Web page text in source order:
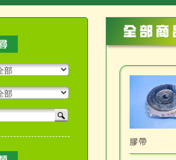
產品搜尋
膠帶